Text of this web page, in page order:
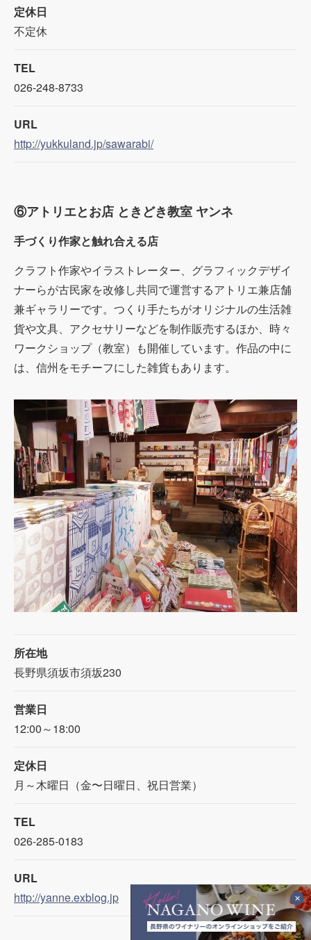
定休日
不定休
TEL
026-248-8733
URL
http://yukkuland.jp/sawarabi/
⑥アトリエとお店 ときどき教室 ヤンネ
手づくり作家と触れ合える店
クラフト作家やイラストレーター、グラフィックデザイ
ナーらが古民家を改修し共同で運営するアトリエ兼店舗
兼ギャラリーです。つくり手たちがオリジナルの生活雑
貨や文具、アクセサリーなどを制作販売するほか、時々
ワークショップ（教室）も開催しています。作品の中に
は、信州をモチーフにした雑貨もあります。
所在地
長野県須坂市須坂230
営業日
12:00～18:00
定休日
月～木曜日（金〜日曜日、祝日営業）
TEL
026-285-0183
URL
http://yanne.exblog.jp